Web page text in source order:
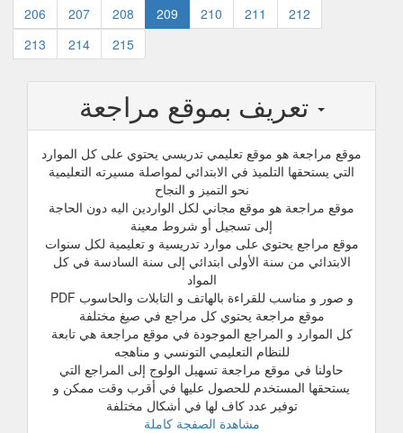
206
207 208 209 210 211
212
213
214 215
تعريف بموقع مراجعة
موقع مراجعة هو موقع تعليمي تدريسي يحتوي على كل الموارد
التي يستحقها التلميذ في الابتدائي لمواصلة مسيرته التعليمية
نحو التميز و النجاح
موقع مراجعة هو موقع مجاني لكل الواردين اليه دون الحاجة
إلى تسجيل أو شروط معينة
موقع مراجع يحتوي على موارد تدريسية و تعليمية لكل سنوات
الابتدائي من سنة الأولى ابتدائي إلى سنة السادسة في كل
المواد
و صور و مناسب للقراءة بالهاتف و التابلات والحاسوب PDF
موقع مراجعة يحتوي كل مراجع في صيغ مختلفة
كل الموارد و المراجع الموجودة في موقع مراجعة هي تابعة
للنظام التعليمي التونسي و مناهجه
حاولنا في موقع مراجعة تسهيل الولوج إلى المراجع التي
يستحقها المستخدم للحصول عليها في أقرب وقت ممكن و
توفير عدد كاف لها في أشكال مختلفة
مشاهدة الصفجة كاملة